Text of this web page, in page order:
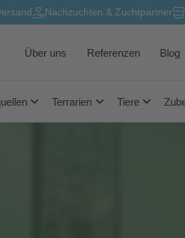
Nachzuchten & Zuchtpartner
Über uns Referenzen Blog
Terrarien Tiere